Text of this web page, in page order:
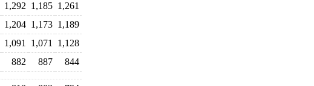
1,292 1,185 1,261
1,204 1,173 1,189
1,091 1,071
1,128
882 887 844